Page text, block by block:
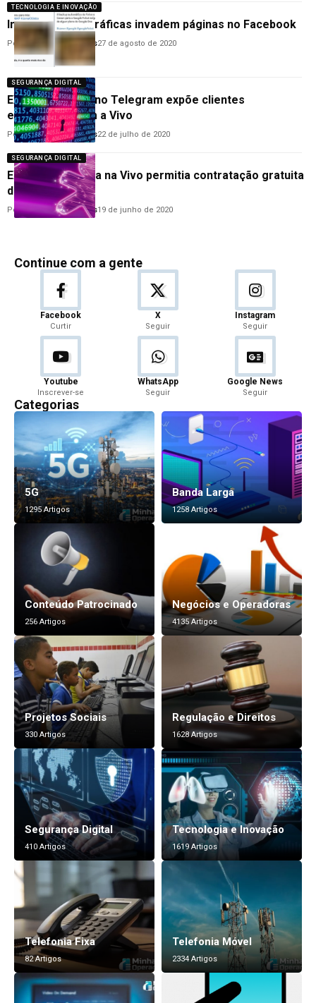
TECNOLOGIA E INOVAÇÃO
Imagens pornográficas invadem páginas no Facebook
Por Anderson Guimarães27 de agosto de 2020
SEGURANÇA DIGITAL
EXCLUSIVO: Bot no Telegram expõe clientes
endividados com a Vivo
PorAnderson Guimarães22 de julho de 2020
SEGURANÇA DIGITAL
EXCLUSIVO: Falha na Vivo permitia contratação gratuita
de planos
PorAnderson Guimarães19 de junho de 2020
Continue com a gente
Facebook
Curtir
X
Seguir
Instagram
Seguir
Youtube
Inscrever-se
WhatsApp
Seguir
Google News
Seguir
Categorias
5G
1295 Artigos
Banda Larga
1258 Artigos
Conteúdo Patrocinado
256 Artigos
Negócios e Operadoras
4135 Artigos
Projetos Sociais
330 Artigos
Regulação e Direitos
1628 Artigos
Segurança Digital
410 Artigos
Tecnologia e Inovação
1619 Artigos
Telefonia Fixa
82 Artigos
Telefonia Móvel
2334 Artigos